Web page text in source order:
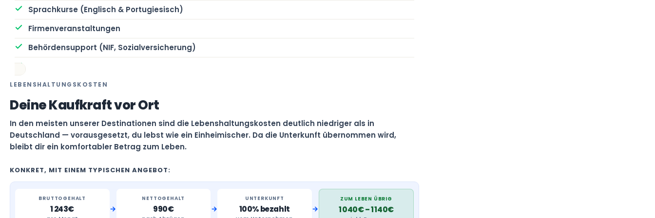
Sprachkurse (Englisch & Portugiesisch)
Firmenveranstaltungen
Behördensupport (NIF, Sozialversicherung)
LEBENSHALTUNGSKOSTEN
Deine Kaufkraft vor Ort
In den meisten unserer Destinationen sind die Lebenshaltungskosten deutlich niedriger als in
Deutschland — vorausgesetzt, du lebst wie ein Einheimischer. Da die Unterkunft übernommen wird,
bleibt dir ein komfortabler Betrag zum Leben.
KONKRET, MIT EINEM TYPISCHEN ANGEBOT:
BRUTTOGEHALT
1 243€ →
NETTOGEHALT
990€ →
UNTERKUNFT
100% bezahlt →
ZUM LEBEN ÜBRIG
1 040€ – 1 140€